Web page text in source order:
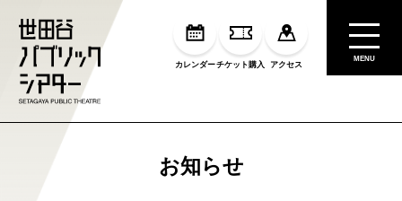
カレンダーチケット購入 アクセス
MENU
お知らせ